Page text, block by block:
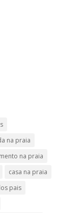
na praia
na praia
casa na praia
pais